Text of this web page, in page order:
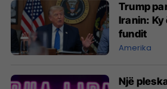
Trump
Iranin: Ky
fundit
Amerika
Një